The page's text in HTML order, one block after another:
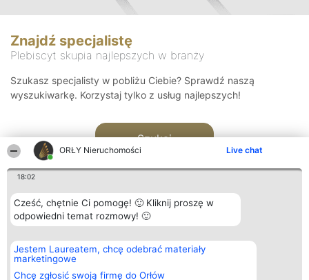
ORŁY Nieruchomości Live chat
18:02
Cześć, chętnie Ci pomogę! 🙂 Kliknij proszę w
odpowiedni temat rozmowy! 🙂
Jestem Laureatem, chcę odebrać materiały
marketingowe
Chcę zgłosić swoją firmę do Orłów
Znajdź specjalistę
Plebiscyt skupia najlepszych w branży
Szukasz specjalisty w pobliżu Ciebie? Sprawdź naszą
wyszukiwarkę. Korzystaj tylko z usług najlepszych!
Szukaj
Organizator plebiscytu
Bright Side Solutions sp. z o.
o. sp. k.
ul. Ruska 22
Plebiscyt
Laureaci
wszystkich
Kontakt
Kontakt